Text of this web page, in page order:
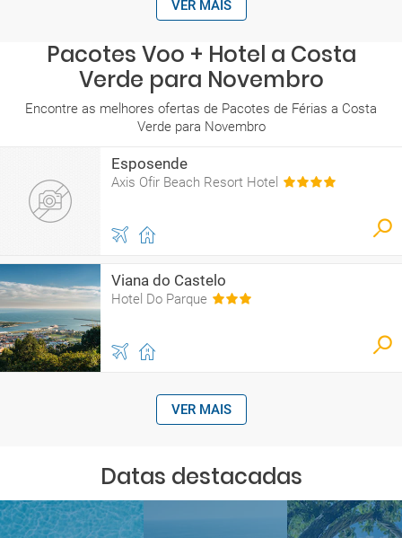
VER MAIS
Pacotes Voo + Hotel a Costa
Verde para Novembro
Encontre as melhores ofertas de Pacotes de Férias a Costa
Verde para Novembro
Esposende
Axis Ofir Beach Resort Hotel
Viana do Castelo
Hotel Do Parque
VER MAIS
Datas destacadas